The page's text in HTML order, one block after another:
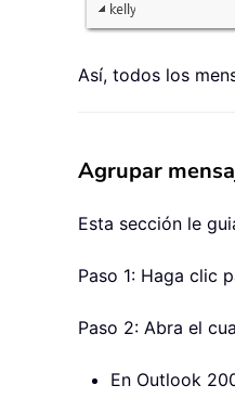
Así, todos los
Agrupar
Esta sección le
Paso 1: Haga clic
Paso 2: Abra el
En Outlook